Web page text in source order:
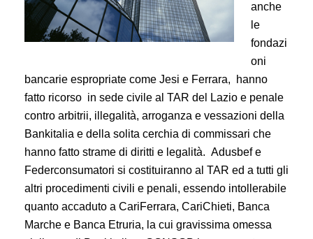
anche
le
fondazi
oni
bancarie espropriate come Jesi e Ferrara, hanno
fatto ricorso in sede civile al TAR del Lazio e penale
contro arbitrii, illegalità, arroganza e vessazioni della
Bankitalia e della solita cerchia di commissari che
hanno fatto strame di diritti e legalità. Adusbef e
Federconsumatori si costituiranno al TAR ed a tutti gli
altri procedimenti civili e penali, essendo intollerabile
quanto accaduto a CariFerrara, CariChieti, Banca
Marche e Banca Etruria, la cui gravissima omessa